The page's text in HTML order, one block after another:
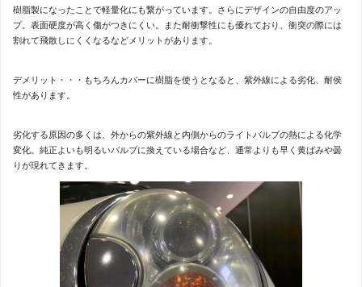
樹脂製になったことで軽量化にも繋がっています。さらにデザインの自由度のアッ
プ。表面硬度が高く傷がつきにくい。また耐衝撃性にも優れており、衝突の際には
割れて飛散しにくくなるなどメリットがあります。
デメリット・・・もちろんカバーに樹脂を使うとなると、紫外線による劣化、耐侯
性があります。
劣化する原因の多くは、外からの紫外線と内側からのライトバルブの熱による化学
変化。純正よいも明るいバルブに換えている場合など、通常よりも早く黄ばみや曇
りが現れてきます。